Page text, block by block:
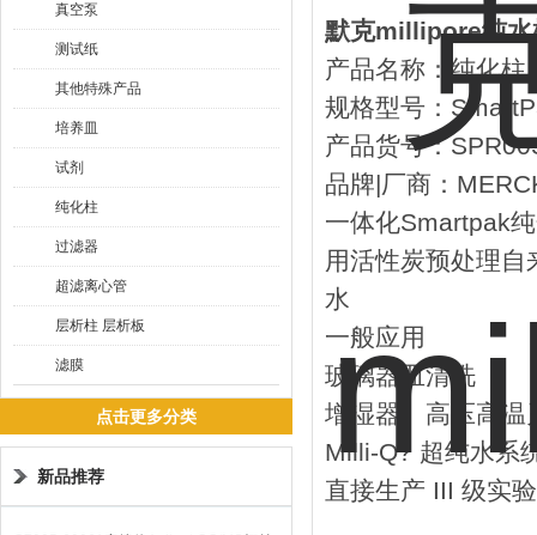
真空泵
测试纸
其他特殊产品
培养皿
试剂
纯化柱
过滤器
超滤离心管
层析柱 层析板
滤膜
点击更多分类
新品推荐
默克millipore纯
产品名称：纯化柱
规格型号：
产品货号：
品牌|厂商：
一体化Smartpak
用活性炭预处理
水
一般应用
玻璃器皿清洗
增湿器、高压高温
Milli-Q? 超纯水系
直接生产 III 级实